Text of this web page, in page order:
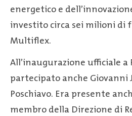
energetico e
investito circa sei milioni di
Multiflex.
All’inaugurazione ufficiale a
partecipato anche Giovanni
Poschiavo. Era presente
membro della Direzione di